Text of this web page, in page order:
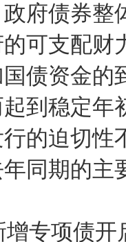
府债券整
可支配财
债资金的
到稳定年
的迫切性
同期的主
增专项债